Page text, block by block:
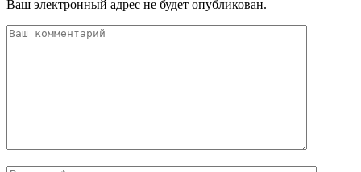
Ваш электронный адрес не будет опубликован.